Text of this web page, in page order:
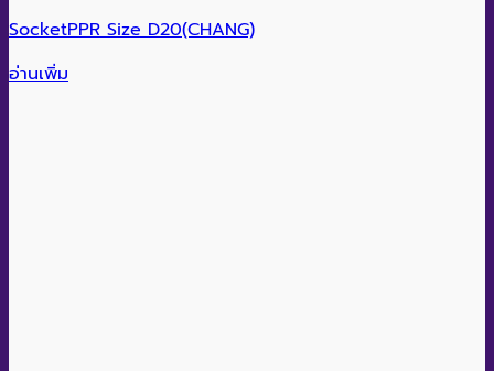
SocketPPR Size D20(CHANG)
อ่านเพิ่ม